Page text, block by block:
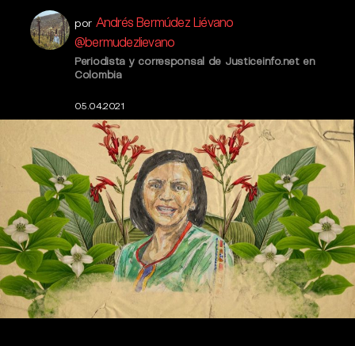
por Andrés Bermúdez Liévano
@bermudezlievano
Periodista y corresponsal de Justiceinfo.net en
Colombia
05.04.2021